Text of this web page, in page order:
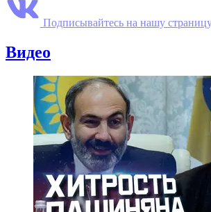
Подписывайтесь на нашу
Видео